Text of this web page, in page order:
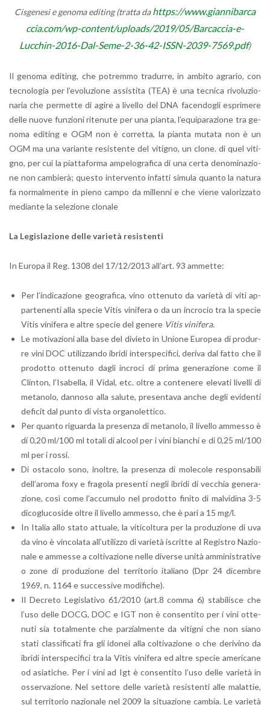
Ci­sge­ne­si e ge­no­ma edi­ting (trat­ta dahttps://​www.​gia​nnib​arca​
ccia.​com/​wp-​content/​uploads/​2019/​05/​Barcaccia-​e-​
Lucchin-​2016-​Dal-​Seme-​2-​36-​42-​ISSN-​2039-​7569.​pdf)
Il ge­no­ma edi­ting, che po­trem­mo tra­dur­re, in am­bi­to agra­rio, con
tec­no­lo­gia per l’e­vo­lu­zio­ne as­si­sti­ta (TEA) è una tec­ni­ca ri­vo­lu­zio­
na­ria che per­met­te di agire a li­vel­lo del DNA fa­cen­do­gli espri­me­re
delle nuove fun­zio­ni ri­te­nu­te per una pian­ta, l’e­qui­pa­ra­zio­ne tra ge­
no­ma edi­ting e OGM non è cor­ret­ta, la pian­ta mu­ta­ta non è un
OGM ma una va­rian­te re­si­sten­te del vi­ti­gno, un clone. di quel vi­ti­
gno, per cui la piat­ta­for­ma am­pe­lo­gra­fi­ca di una certa de­no­mi­na­zio­
ne non cam­bie­rà; que­sto in­ter­ven­to in­fat­ti si­mu­la quan­to la na­tu­ra
fa nor­mal­men­te in pieno campo da mil­len­ni e che viene va­lo­riz­za­to
me­dian­te la se­le­zio­ne clo­na­le
La Le­gi­sla­zio­ne delle va­rie­tà re­si­sten­ti
In Eu­ro­pa il Reg. 1308 del 17/12/2013 al­l’art. 93 am­met­te:
Per l’in­di­ca­zio­ne geo­gra­fi­ca, vino ot­te­nu­to da va­rie­tà di viti ap­
par­te­nen­ti alla spe­cie Vitis vi­ni­fe­ra o da un in­cro­cio tra la spe­cie
Vitis vi­ni­fe­ra e altre spe­cie del ge­ne­re Vitis vi­ni­fe­ra.
Le mo­ti­va­zio­ni alla base del di­vie­to in Unio­ne Eu­ro­pea di pro­dur­
re vini DOC uti­liz­zan­do ibri­di in­ter­spe­ci­fi­ci, de­ri­va dal fatto che il
pro­dot­to ot­te­nu­to dagli in­cro­ci di prima ge­ne­ra­zio­ne come il
Clin­ton, l’I­sa­bel­la, il Vidal, etc. oltre a con­te­ne­re ele­va­ti li­vel­li di
me­ta­no­lo, dan­no­so alla sa­lu­te, pre­sen­ta­va anche degli evi­den­ti
de­fi­cit dal punto di vista or­ga­no­let­ti­co.
Per quan­to ri­guar­da la pre­sen­za di me­ta­no­lo, il li­vel­lo am­mes­so è
di 0,20 ml/100 ml to­ta­li di al­cool per i vini bian­chi e di 0,25 ml/100
ml per i rossi.
Di osta­co­lo sono, inol­tre, la pre­sen­za di mo­le­co­le re­spon­sa­bi­li
del­l’a­ro­ma foxy e fra­go­la pre­sen­ti negli ibri­di di vec­chia ge­ne­ra­
zio­ne, così come l’ac­cu­mu­lo nel pro­dot­to fi­ni­to di mal­vi­di­na 3-5
di­co­glu­co­si­de oltre il li­vel­lo am­mes­so, che è pari a 15 mg/l.
In Ita­lia allo stato at­tua­le, la vi­ti­col­tu­ra per la pro­du­zio­ne di uva
da vino è vin­co­la­ta al­l’u­ti­liz­zo di va­rie­tà iscrit­te al Re­gi­stro Na­zio­
na­le e am­mes­se a col­ti­va­zio­ne nelle di­ver­se unità am­mi­ni­stra­ti­ve
o zone di pro­du­zio­ne del ter­ri­to­rio ita­lia­no (Dpr 24 di­cem­bre
1969, n. 1164 e suc­ces­si­ve mo­di­fi­che).
Il De­cre­to Le­gi­sla­ti­vo 61/2010 (art.8 comma 6) sta­bi­li­sce che
l’uso delle DOCG, DOC e IGT non è con­sen­ti­to per i vini ot­te­
nu­ti sia to­tal­men­te che par­zial­men­te da vi­ti­gni che non siano
stati clas­si­fi­ca­ti fra gli ido­nei alla col­ti­va­zio­ne o che de­ri­vi­no da
ibri­di in­ter­spe­ci­fi­ci tra la Vitis vi­ni­fe­ra ed altre spe­cie ame­ri­ca­ne
od asia­ti­che. Per i vini ad Igt è con­sen­ti­to l’uso delle va­rie­tà in
os­ser­va­zio­ne. Nel set­to­re delle va­rie­tà re­si­sten­ti alle ma­lat­tie,
sul ter­ri­to­rio na­zio­na­le nel 2009 la si­tua­zio­ne cam­bia. Le va­rie­tà